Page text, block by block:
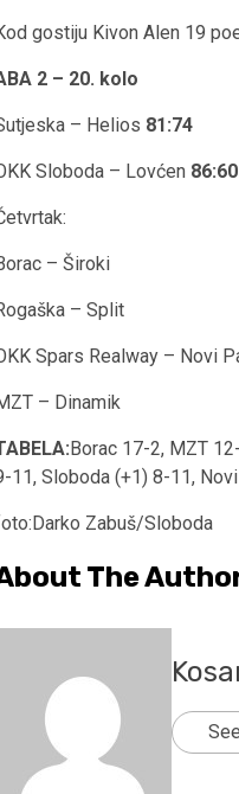
gostiju Kivon Alen 19
2 – 20. kolo
– Helios 81:74
Sloboda – Lovćen 86:60
– Široki
– Split
Spars Realway – Novi
– Dinamik
Borac 17-2, MZT
11, Sloboda (+1) 8-11,
Zabuš/Sloboda
The